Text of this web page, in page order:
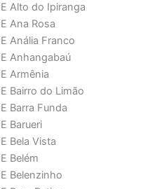
Alto do Ipiranga
Ana Rosa
Anália Franco
Anhangabaú
Armênia
Bairro do Limão
Barra Funda
Barueri
Bela Vista
Belém
Belenzinho